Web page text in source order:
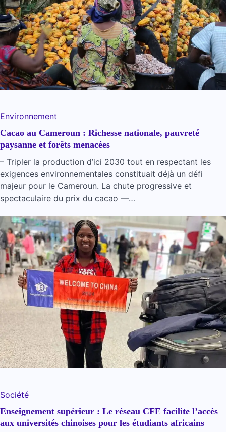
Environnement
Cacao au Cameroun : Richesse nationale, pauvreté
paysanne et forêts menacées
– Tripler la production d’ici 2030 tout en respectant les
exigences environnementales constituait déjà un défi
majeur pour le Cameroun. La chute progressive et
spectaculaire du prix du cacao —…
Société
Enseignement supérieur : Le réseau CFE facilite l’accès
aux universités chinoises pour les étudiants africains